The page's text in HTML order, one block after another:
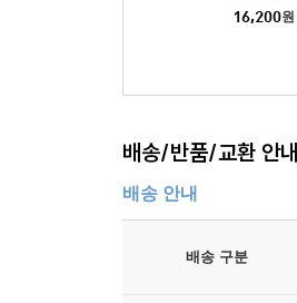
16,200원
배송/반품/교환 안내
배송 안내
배송 구분